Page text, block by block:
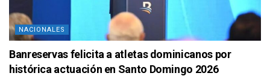
NACIONALES
Banreservas felicita a atletas dominicanos por
histórica actuación en Santo Domingo 2026